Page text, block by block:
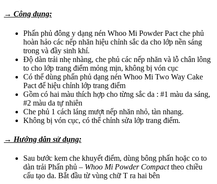
→ Công dụng:
Phấn phủ đông y dạng nén Whoo Mi Powder Pact che phủ
hoàn hảo các nếp nhăn hiệu chỉnh sắc da cho lớp nền sáng
trong và đầy sinh khí.
Độ dàn trải nhẹ nhàng, che phủ các nếp nhăn và lỗ chân lông
to cho lớp trang điểm mỏng mịn, không bị vón cục
Có thế dùng phấn phủ dạng nén Whoo Mi Two Way Cake
Pact để hiệu chỉnh lớp trang điểm
Gồm có hai màu thích hợp cho từng sắc da : #1 màu da sáng,
#2 màu da tự nhiên
Che phủ 1 cách láng mượt nếp nhăn nhỏ, tàn nhang.
Không bị vón cục, có thể chỉnh sửa lớp trang điểm.
→ Hướng dẫn sử dụng:
Sau bước kem che khuyết điểm, dùng bông phấn hoặc co to
dàn trải Phấn phủ – Whoo Mi Powder Compacttheo chiều
cấu tạo da. Bắt đầu từ vùng chữ T ra hai bên